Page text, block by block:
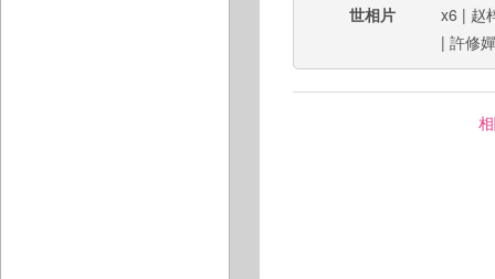
世相片
x6 | 赵
| 許修嬋